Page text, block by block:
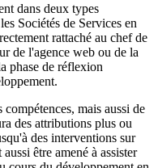
dans deux types
Sociétés de Services en
rattaché au chef de
de l'agence web ou de la
phase de réflexion
mais aussi de
des attributions plus ou
des interventions sur
être amené à assister